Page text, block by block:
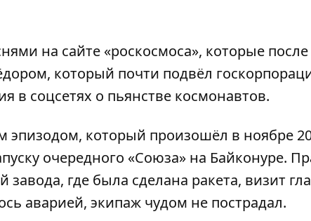
на сайте «роскосмоса», которые после
который почти подвёл
в соцсетях о пьянстве космонавтов.
который произошёл в ноябре
очередного «Союза» на Байконуре.
где была сделана ракета, визит
аварией, экипаж чудом не пострадал.